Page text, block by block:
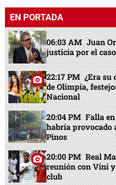
EN PORTADA
06:03 AM Juan
justicia por el
22:17 PM ¿Era su
de Olimpia,
Nacional
20:04 PM Falla
habría provocado
Pinos
20:00 PM Real
reunión con Vini
club